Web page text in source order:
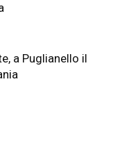
a Puglianello il